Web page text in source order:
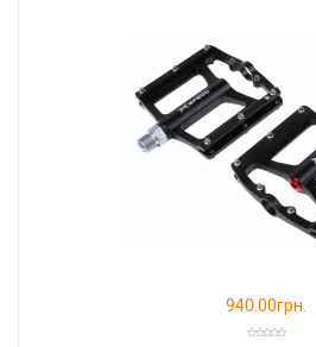
940.00грн.